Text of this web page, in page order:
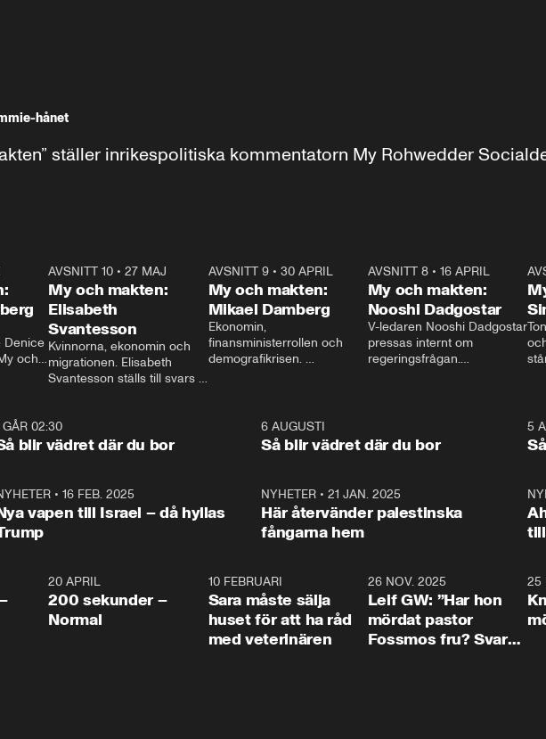
hånet
ställer inrikespolitiska kommentatorn My Rohwedder
23:40
Denice
och
AVSNITT 10 •27 MAJ
My och makten:
Elisabeth
Svantesson
Kvinnorna, ekonomin och
migrationen. Elisabeth
Svantesson ställs till svars
AVSNITT 9• 30 APRIL
My och makten:
Mikael Damberg
Ekonomin,
finansministerrollen och
demografikrisen.
och Makten.
AVSNITT 8• 16 APRIL
My och makten:
Nooshi Dadgostar
V-ledaren Nooshi Dadgostar
pressas internt om
regeringsfrågan.
– Vi ställer upp i val. Ska vi
vara med så sitter vi förstås
1:06
GÅR 02:30
blir vädret där du bor
6 AUGUSTI
Så blir vädret där du bor
5
• 16 FEB. 2025
vapen till Israel – då hyllas
NYHETER •21 JAN. 2025
Här återvänder palestinska
fångarna hem
4:2320 APRIL
200 sekunder –
Normal
10 FEBRUARI
Sara måste sälja
huset för att ha råd
med veterinären
26 NOV. 2025
Leif GW: ”Har hon
mördat pastor
Fossmos fru? Svar
25